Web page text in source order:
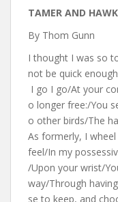
TAMER AND HAWK
By Thom Gunn
I thought I was so
not be quick
I go I go/At your
o longer free:/You
o other birds/The
As formerly, I
feel/In my
/Upon your wrist/
way/Through
se to keep, and